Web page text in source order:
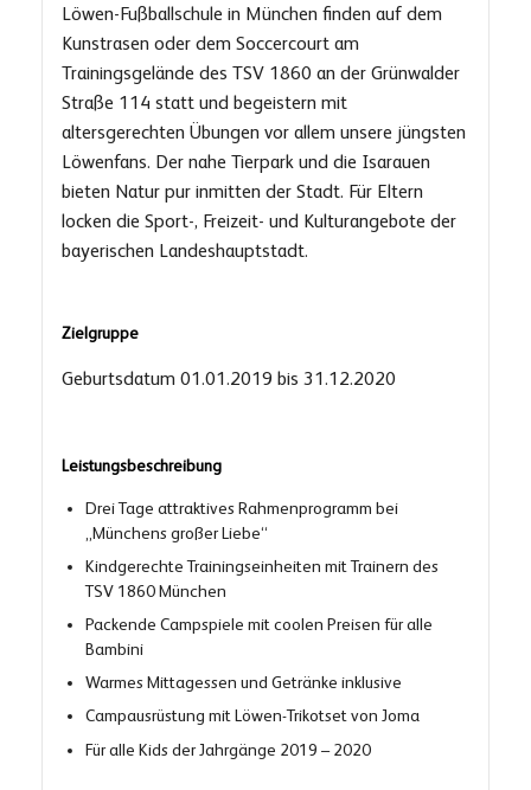
Löwen-Fußballschule in München finden auf dem
Kunstrasen oder dem Soccercourt am
Trainingsgelände des TSV 1860 an der Grünwalder
Straße 114 statt und begeistern mit
altersgerechten Übungen vor allem unsere jüngsten
Löwenfans. Der nahe Tierpark und die Isarauen
bieten Natur pur inmitten der Stadt. Für Eltern
locken die Sport-, Freizeit- und Kulturangebote der
bayerischen Landeshauptstadt.
Zielgruppe
Geburtsdatum 01.01.2019 bis 31.12.2020
Leistungsbeschreibung
Drei Tage attraktives Rahmenprogramm bei
„Münchens großer Liebe“
Kindgerechte Trainingseinheiten mit Trainern des
TSV 1860 München
Packende Campspiele mit coolen Preisen für alle
Bambini
Warmes Mittagessen und Getränke inklusive
Campausrüstung mit Löwen-Trikotset von Joma
Für alle Kids der Jahrgänge 2019 – 2020